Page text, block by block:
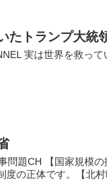
たトランプ大統
実は世界を救っ
問題CH 【国家規模
の正体です。【北